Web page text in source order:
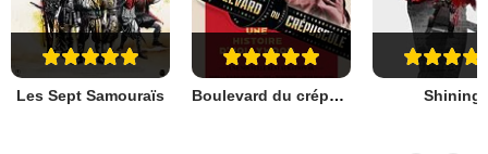
Les Sept Samouraïs Boulevard du crépuscule Shining